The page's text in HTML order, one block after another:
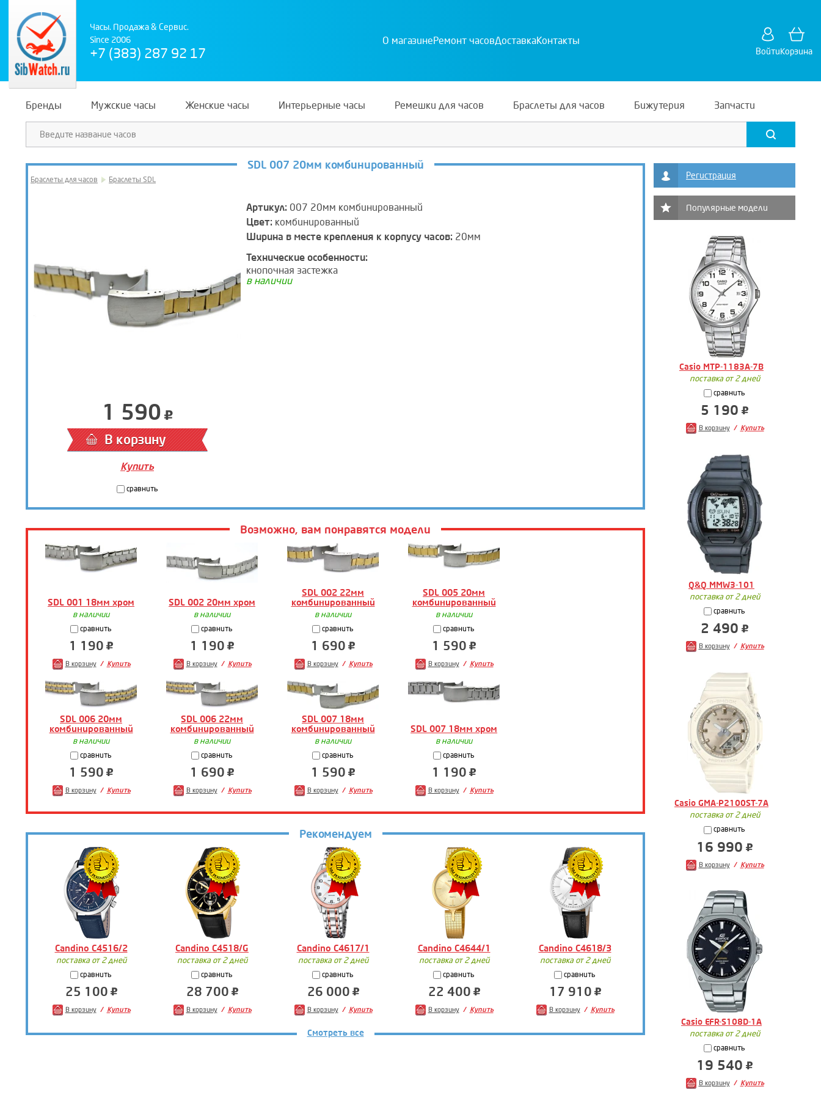
Часы. Продажа & Сервис.
Since 2006
+7 (383) 287 92 17
О магазинеРемонт часовДоставкаКонтакты
ВойтиКорзина
Бренды Мужские часы Женские часы Интерьерные часы Ремешки для часов Браслеты для часов Бижутерия Запчасти
SDL 007 20мм комбинированный
Браслеты для часов Браслеты SDL
1 590
В корзину
Купить
сравнить
Артикул: 007 20мм комбинированный
Цвет: комбинированный
Ширина в месте крепления к корпусу часов: 20мм
Технические особенности:
кнопочная застежка
в наличии
Возможно, вам понравятся модели
SDL 001 18мм хром SDL 002 20мм хром
SDL 002 22мм
комбинированный
SDL 005 20мм
комбинированный
в наличии
сравнить
1 190
В корзину Купить
в наличии
сравнить
1 190
В корзину Купить
в наличии
сравнить
1 690
В корзину Купить
в наличии
сравнить
1 590
В корзину Купить
SDL 006 20мм
комбинированный
SDL 006 22мм
комбинированный
SDL 007 18мм
комбинированный
SDL 007 18мм хром
в наличии
сравнить
1 590
В корзину Купить
в наличии
сравнить
1 690
В корзину Купить
в наличии
сравнить
1 590
В корзину Купить
в наличии
сравнить
1 190
В корзину Купить
Рекомендуем
Candino C4516/2 Candino C4518/G Candino C4617/1 Candino C4644/1 Candino C4618/3
поставка от 2 дней
сравнить
25 100
В корзину Купить
поставка от 2 дней
сравнить
28 700
В корзину Купить
поставка от 2 дней
сравнить
26 000
В корзину Купить
поставка от 2 дней
сравнить
22 400
В корзину Купить
поставка от 2 дней
сравнить
17 910
В корзину Купить
Смотреть все
Регистрация
Популярные модели
Casio MTP-1183A-7B
поставка от 2 дней
сравнить
5 190
В корзину Купить
Q&Q MMW3-101
поставка от 2 дней
сравнить
2 490
В корзину Купить
Casio GMA-P2100ST-7A
поставка от 2 дней
сравнить
16 990
В корзину Купить
Casio EFR-S108D-1A
поставка от 2 дней
сравнить
19 540
В корзину Купить